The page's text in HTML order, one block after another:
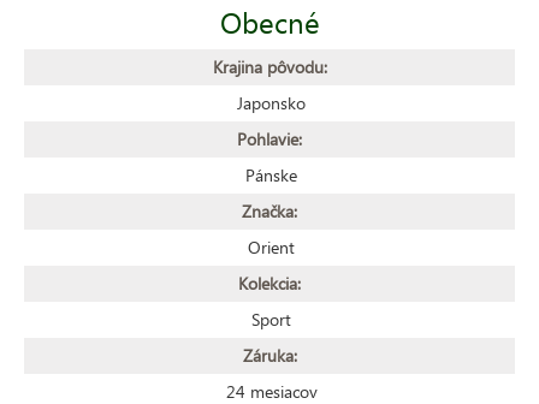
Obecné
Krajina pôvodu:
Japonsko
Pohlavie:
Pánske
Značka:
Orient
Kolekcia:
Sport
Záruka:
24 mesiacov